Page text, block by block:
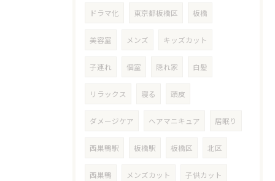
ドラマ化 東京都板橋区 板橋
美容室 メンズ キッズカット
子連れ 個室 隠れ家 白髪
リラックス 寝る 頭皮
ダメージケア ヘアマニキュア 居眠り
西巣鴨駅 板橋駅 板橋区 北区
西巣鴨 メンズカット 子供カット